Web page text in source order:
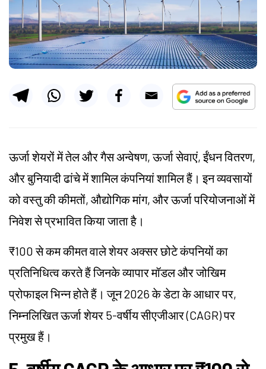
ऊर्जा शेयरों में तेल और गैस अन्वेषण, ऊर्जा सेवाएं, ईंधन वितरण,
और बुनियादी ढांचे में शामिल कंपनियां शामिल हैं। इन व्यवसायों
को वस्तु की कीमतों, औद्योगिक मांग, और ऊर्जा परियोजनाओं में
निवेश से प्रभावित किया जाता है।
₹100 से कम कीमत वाले शेयर अक्सर छोटे कंपनियों का
प्रतिनिधित्व करते हैं जिनके व्यापार मॉडल और जोखिम
प्रोफाइल भिन्न होते हैं। जून 2026 के डेटा के आधार पर,
निम्नलिखित ऊर्जा शेयर 5-वर्षीय सीएजीआर (CAGR) पर
प्रमुख हैं।